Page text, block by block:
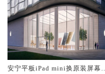
安宁平板iPad mini换原装屏幕服